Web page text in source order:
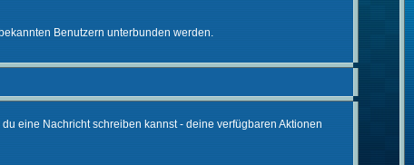
Benutzern unterbunden werden.
eine Nachricht schreiben kannst - deine verfügbaren Aktionen